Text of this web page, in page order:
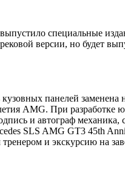
специальные
версии, но будет
панелей заменена
AMG. При разработке
и автограф механика,
SLS AMG GT3 45th
и экскурсию на